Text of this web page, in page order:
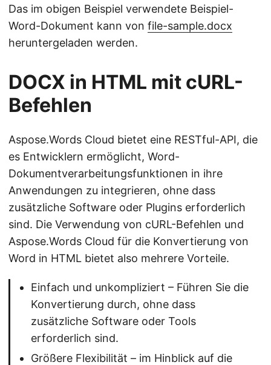
Das im obigen Beispiel verwendete Beispiel-
Word-Dokument kann von file-sample.docx
heruntergeladen werden.
DOCX in HTML mit cURL-
Befehlen
Aspose.Words Cloud bietet eine RESTful-API, die
es Entwicklern ermöglicht, Word-
Dokumentverarbeitungsfunktionen in ihre
Anwendungen zu integrieren, ohne dass
zusätzliche Software oder Plugins erforderlich
sind. Die Verwendung von cURL-Befehlen und
Aspose.Words Cloud für die Konvertierung von
Word in HTML bietet also mehrere Vorteile.
Einfach und unkompliziert – Führen Sie die
Konvertierung durch, ohne dass
zusätzliche Software oder Tools
erforderlich sind.
Größere Flexibilität – im Hinblick auf die